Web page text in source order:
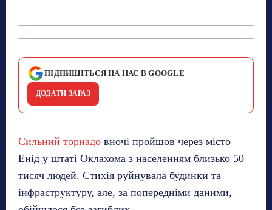
ПІДПИШІТЬСЯ НА НАС В GOOGLE
ДОДАТИ ЗАРАЗ
Сильний торнадо вночі пройшов через місто
Енід у штаті Оклахома з населенням близько 50
тисяч людей. Стихія руйнувала будинки та
інфраструктуру, але, за попередніми даними,